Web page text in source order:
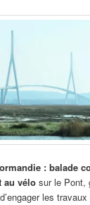
: balade
au vélo sur le Pont,
les